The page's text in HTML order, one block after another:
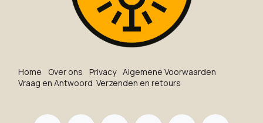
Ho​me O​ve​r on​s Privacy Algemene Voorwaarden
Vraag en Antwoord Verzenden en retours